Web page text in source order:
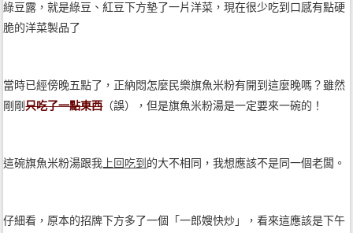
綠豆露，就是綠豆、紅豆下方墊了一片洋菜，現在很少吃到口感有點硬
脆的洋菜製品了
當時已經傍晚五點了，正納悶怎麼民樂旗魚米粉有開到這麼晚嗎？雖然
剛剛只吃了一點東西（誤），但是旗魚米粉湯是一定要來一碗的！
這碗旗魚米粉湯跟我 上回吃到 的大不相同，我想應該不是同一個老闆。
仔細看，原本的招牌下方多了一個「一郎嫂快炒」，看來這應該是下午